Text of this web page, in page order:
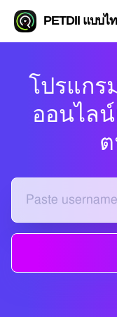
PETDII แบบไ
โปรแกร
ออนไล